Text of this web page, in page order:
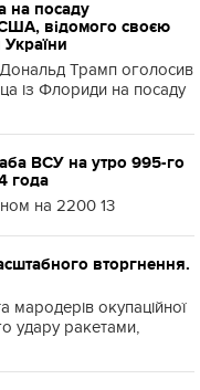
на посаду
відомого своєю
Трамп оголосив
із Флориди на посаду
ВСУ на утро 995-го
года
на 2200 13
вторгнення.
мародерів окупаційної
удару ракетами,